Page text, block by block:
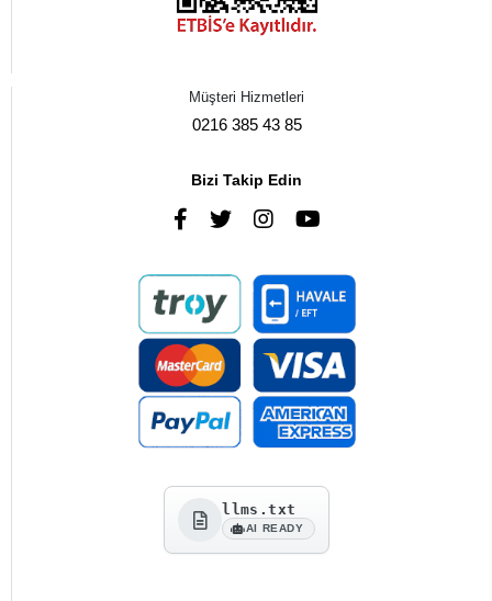
Müşteri Hizmetleri
0216 385 43 85
Bizi Takip Edin
llms.txt
AI READY